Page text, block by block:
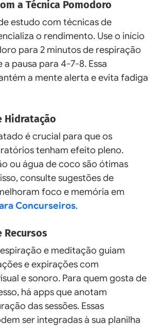
a Técnica Pomodoro
estudo com técnicas de
o rendimento. Use o início
para 2 minutos de respiração
pausa para 4-7-8. Essa
a mente alerta e evita fadiga
Hidratação
é crucial para que os
tenham efeito pleno.
ou água de coco são ótimas
consulte sugestões de
foco e memória em
Concurseiros.
Recursos
e meditação guiam
e expirações com
e sonoro. Para quem gosta de
há apps que anotam
das sessões. Essas
ser integradas à sua planilha